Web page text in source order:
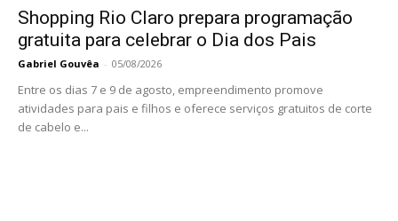
Shopping Rio Claro prepara programação
gratuita para celebrar o Dia dos Pais
Gabriel Gouvêa - 05/08/2026
Entre os dias 7 e 9 de agosto, empreendimento promove
atividades para pais e filhos e oferece serviços gratuitos de corte
de cabelo e...